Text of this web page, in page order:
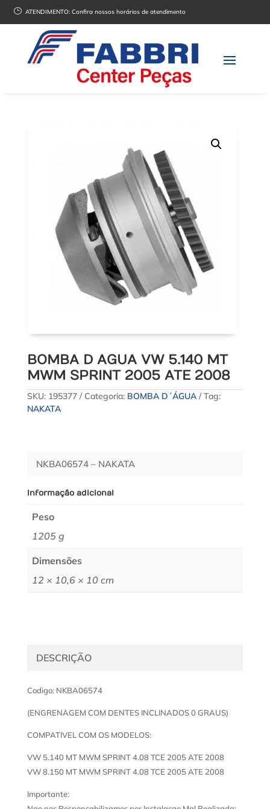
} ATENDIMENTO:Confira nossos horários de atendimento
BOMBA D AGUA VW 5.140 MT
MWM SPRINT 2005 ATE 2008
SKU: 195377 Categoria: BOMBA D´ÁGUA
Tag:
NAKATA
NKBA06574 – NAKATA
Informação adicional
Peso
1205 g
Dimensões
12 × 10,6 × 10 cm
DESCRIÇÃO
Codigo: NKBA06574
(ENGRENAGEM COM DENTES INCLINADOS 0 GRAUS)
COMPATIVEL COM OS MODELOS:
VW 5.140 MT MWM SPRINT 4.08 TCE 2005 ATE 2008
VW 8.150 MT MWM SPRINT 4.08 TCE 2005 ATE 2008
Importante: